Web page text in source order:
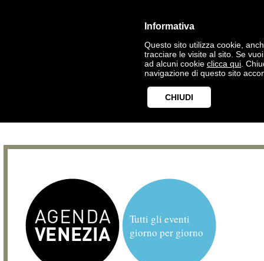
Informativa
Questo sito utilizza cookie,
tracciare le visite al sito. Se
ad alcuni cookie clicca qui .
navigazione di questo sito
CHIUDI
Tutti gli eventi
giorno per giorno